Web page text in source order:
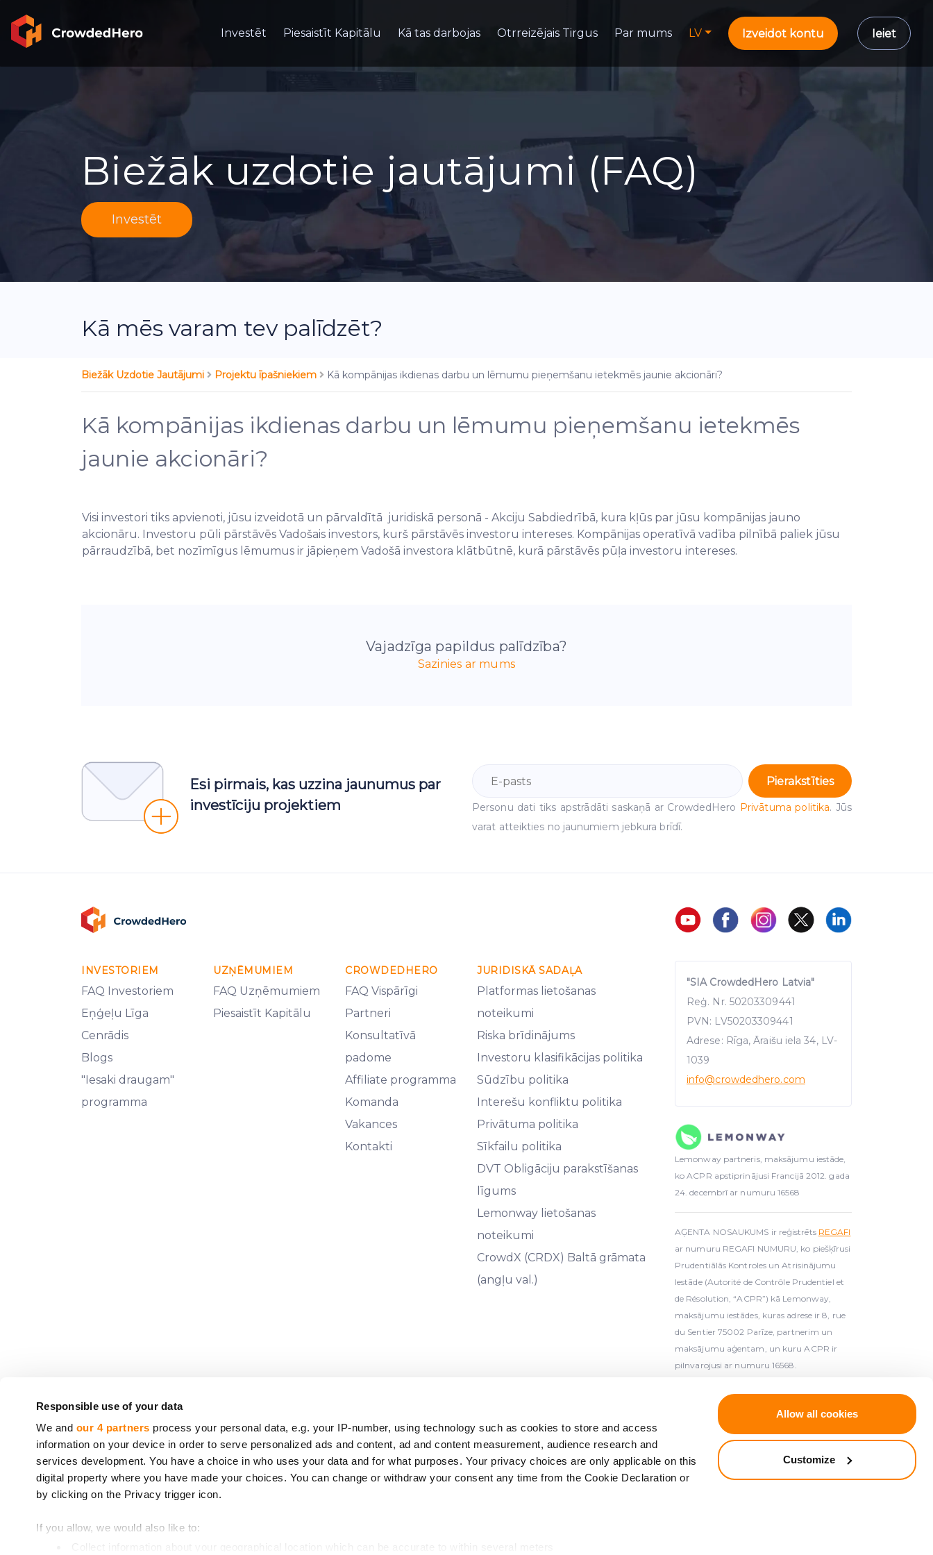
Responsible use of your data
We and our 4 partners process your personal data, e.g. your IP-number, using technology such as cookies to store and access
information on your device in order to serve personalized ads and content, ad and content measurement, audience research and
services development. You have a choice in who uses your data and for what purposes. Your privacy choices are only applicable on this
digital property where you have made your choices. You can change or withdraw your consent any time from the Cookie Declaration or
by clicking on the Privacy trigger icon.
If you allow, we would also like to:
Allow all cookies
Customize
Investēt Piesaistīt Kapitālu Kā tas darbojas Otrreizējais Tirgus Par mums LV Izveidot kontu Ieiet
Biežāk uzdotie jautājumi (FAQ)
Investēt
Kā mēs varam tev palīdzēt?
Biežāk Uzdotie Jautājumi Projektu īpašniekiem Kā kompānijas ikdienas darbu un lēmumu pieņemšanu ietekmēs jaunie akcionāri?
Kā kompānijas ikdienas darbu un lēmumu pieņemšanu ietekmēs
jaunie akcionāri?
Visi investori tiks apvienoti, jūsu izveidotā un pārvaldītā juridiskā personā - Akciju Sabdiedrībā, kura kļūs par jūsu kompānijas jauno
akcionāru. Investoru pūli pārstāvēs Vadošais investors, kurš pārstāvēs investoru intereses. Kompānijas operatīvā vadība pilnībā paliek jūsu
pārraudzībā, bet nozīmīgus lēmumus ir jāpieņem Vadošā investora klātbūtnē, kurā pārstāvēs pūļa investoru intereses.
Vajadzīga papildus palīdzība?
Sazinies ar mums
Esi pirmais, kas uzzina jaunumus par
investīciju projektiem
Pierakstīties
Personu dati tiks apstrādāti saskaņā ar CrowdedHero Privātuma politika. Jūs
varat atteikties no jaunumiem jebkura brīdī.
INVESTORIEM
FAQ Investoriem
Eņģeļu Līga
Cenrādis
Blogs
"Iesaki draugam"
programma
UZŅĒMUMIEM
FAQ Uzņēmumiem
Piesaistīt Kapitālu
CROWDEDHERO
FAQ Vispārīgi
Partneri
Konsultatīvā
padome
Affiliate programma
Komanda
Vakances
Kontakti
JURIDISKĀ SADAĻA
Platformas lietošanas
noteikumi
Riska brīdinājums
Investoru klasifikācijas politika
Sūdzību politika
Interešu konfliktu politika
Privātuma politika
Sīkfailu politika
DVT Obligāciju parakstīšanas
līgums
Lemonway lietošanas
noteikumi
CrowdX (CRDX) Baltā grāmata
(angļu val.)
"SIA CrowdedHero Latvia"
Reģ. Nr. 50203309441
PVN: LV50203309441
Adrese: Rīga, Āraišu iela 34, LV-
1039
info@crowdedhero.com
Lemonway partneris, maksājumu iestāde,
ko ACPR apstiprinājusi Francijā 2012. gada
24. decembrī ar numuru 16568
AĢENTA NOSAUKUMS ir reģistrēts REGAFI
ar numuru REGAFI NUMURU, ko piešķīrusi
Prudentiālās Kontroles un Atrisinājumu
Iestāde (Autorité de Contrôle Prudentiel et
de Résolution, “ACPR”) kā Lemonway,
maksājumu iestādes, kuras adrese ir 8, rue
du Sentier 75002 Parīze, partnerim un
maksājumu aģentam, un kuru ACPR ir
pilnvarojusi ar numuru 16568.
CrowdedHero Latvia SIA (reģistrācijas Nr. 50203309441, juridiskā adrese: Rīga, Āraišu iela 34, LV-1039) ir licencēts kolektīvās finansēšanas pakalpojumu sniedzējs
, adrese: K.Valdemāra 2A, Rīga, LV-1050, Latvija).
Uz CrowdedHero sniegtajiem pakalpojumiem neattiecas noguldījumu garantiju sistēmas, kas izveidotas saskaņā ar Eiropas Parlamenta un Padomes Direktīvu
2014/49/ES*. Tāpat uz jūsu ieguldījumu neattiecas investoru kompensācijas shēmas, kas izveidotas saskaņā ar Eiropas Parlamenta un Padomes Direktīvu
97/9/EK**.
** Eiropas Parlamenta un Padomes 1997. gada 3. marta Direktīva 97/9/EK par investoru kompensācijas shēmām (OV L 84, 26.3.1997., 22. lpp.).